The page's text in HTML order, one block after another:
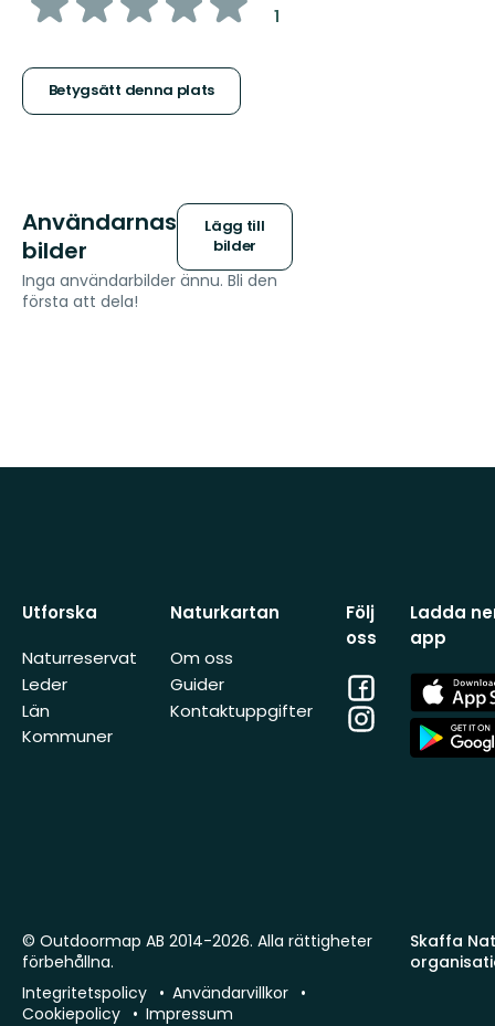
stjärnor
Betygsätt denna plats
1:
Användarnas
bilder
Lägg till
bilder
Inga användarbilder ännu. Bli den
första att dela!
Utforska
Naturreservat
Leder
Län
Kommuner
Naturkartan
Om oss
Guider
Kontaktuppgifter
Följ
oss
Facebook
Instagram
Ladda
app
App
Store
App
Store
Skaffa
© Outdoormap AB 2014-2026. Alla rättigheter
förbehållna.
Integritetspolicy
Användarvillkor
Cookiepolicy
Impressum